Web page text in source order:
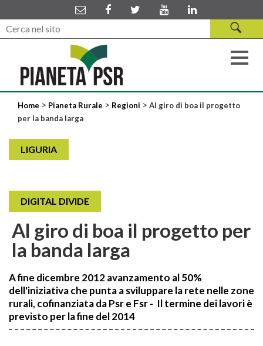
Home > Pianeta Rurale > Regioni > Al giro di boa il progetto
per la banda larga
LIGURIA
DIGITAL DIVIDE
Al giro di boa il progetto per
la banda larga
A fine dicembre 2012 avanzamento al 50%
dell'iniziativa che punta a sviluppare la rete nelle zone
rurali, cofinanziata da Psr e Fsr - Il termine dei lavori è
previsto per la fine del 2014